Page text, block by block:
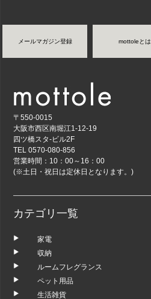
メールマガジン登録 mottoleとは
〒550-0015
大阪市西区南堀江1-12-19
四ツ橋スタ-ビル2F
TEL 0570-080-856
営業時間：10：00～16：00
(※土日・祝日は定休日となります。)
カテゴリ一覧
家電
収納
ルームフレグランス
ペット用品
生活雑貨